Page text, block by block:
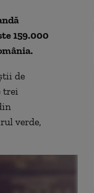
159.000
de
trei
verde,